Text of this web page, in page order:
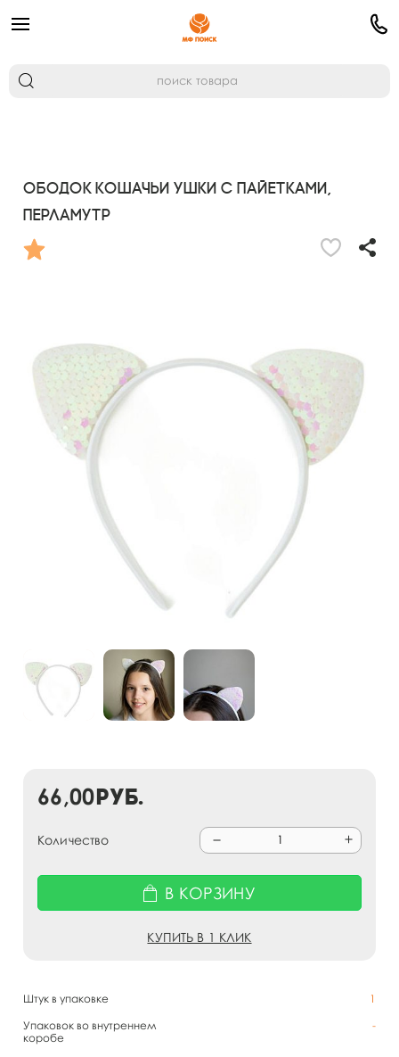
Ободок Кошачьи ушки с пайетками,
перламутр
Штук в упаковке
1
Упаковок во внутреннем
коробе
-
66,00руб.
Количество
В КОРЗИНУ
КУПИТЬ В 1 КЛИК